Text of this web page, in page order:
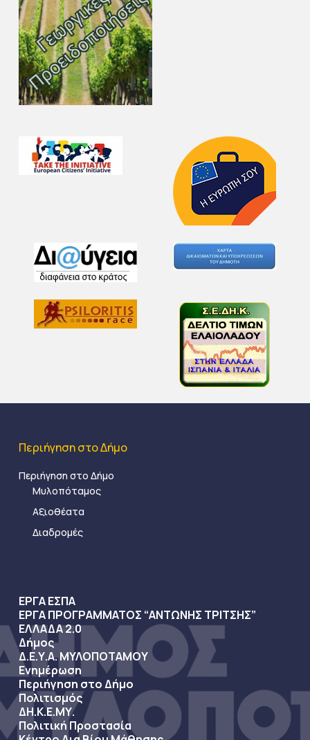
Περιήγηση στο Δήμο
Περιήγηση στο Δήμο
Μυλοπόταμος
Αξιοθέατα
Διαδρομές
ΕΡΓΑ ΕΣΠΑ
ΕΡΓΑ ΠΡΟΓΡΑΜΜΑΤΟΣ “ΑΝΤΩΝΗΣ ΤΡΙΤΣΗΣ”
ΕΛΛΑΔΑ 2.0
Δήμος
Δ.Ε.Υ.Α. ΜΥΛΟΠΟΤΑΜΟΥ
Ενημέρωση
Περιήγηση στο Δήμο
Πολιτισμός
ΔΗ.Κ.Ε.ΜΥ.
Πολιτική Προστασία